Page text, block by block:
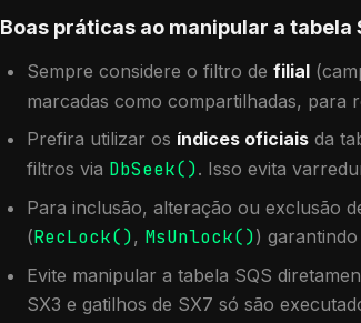
Boas práticas ao manipular a tabela
Sempre considere o filtro de filial
marcadas como compartilhadas, para
Prefira utilizar os índices oficiais da
filtros via DbSeek(). Isso evita
Para inclusão, alteração ou exclusão
(RecLock(), MsUnlock())
Evite manipular a tabela SQS
SX3 e gatilhos de SX7 só são